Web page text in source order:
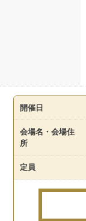
開催日
会場名・会場住
所
定員